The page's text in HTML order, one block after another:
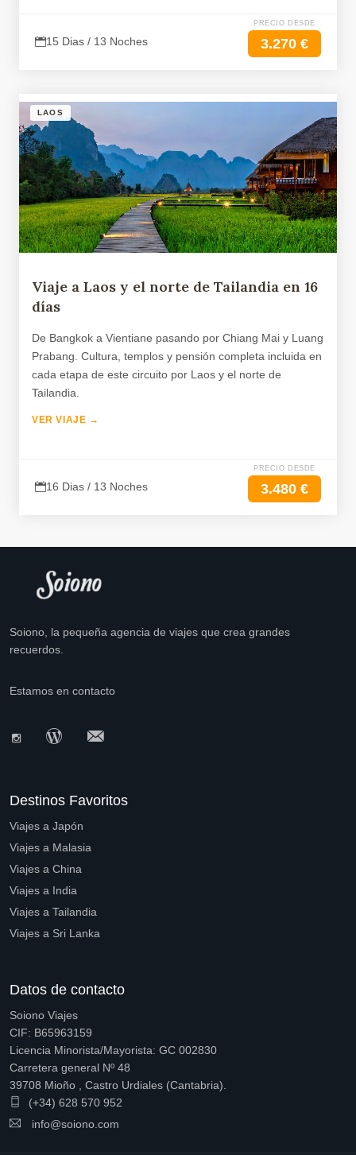
15 Dias / 13 Noches
PRECIO DESDE
3.270 €
LAOS
Viaje a Laos y el norte de Tailandia en 16
días
De Bangkok a Vientiane pasando por Chiang Mai y Luang
Prabang. Cultura, templos y pensión completa incluida en
cada etapa de este circuito por Laos y el norte de
Tailandia.
VER VIAJE →
16 Dias / 13 Noches
PRECIO DESDE
3.480 €
Soiono, la pequeña agencia de viajes que crea grandes
recuerdos.
Estamos en contacto
Destinos Favoritos
Viajes a Japón
Viajes a Malasia
Viajes a China
Viajes a India
Viajes a Tailandia
Viajes a Sri Lanka
Datos de contacto
Soiono Viajes
CIF: B65963159
Licencia Minorista/Mayorista: GC 002830
Carretera general Nº 48
39708 Mioño , Castro Urdiales (Cantabria).
(+34) 628 570 952
info@soiono.com